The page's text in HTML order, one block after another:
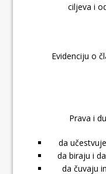
ciljeva i
Evidenciju o
Prava i
da
da biraju i
da čuvaju